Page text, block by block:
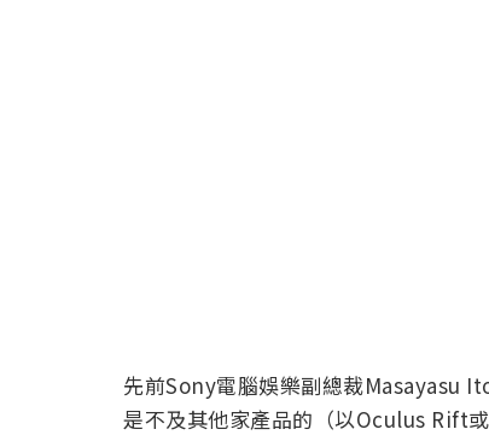
先前Sony電腦娛樂副總裁Masayasu
是不及其他家產品的（以Oculus Rift